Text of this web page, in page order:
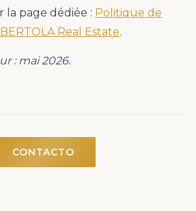
la page dédiée : Politique de
Real Estate.
: mai 2026.
CONTACTO